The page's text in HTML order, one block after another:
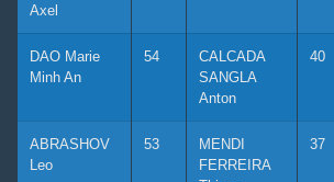
Axel
DAO Marie
Minh An
54
CALCADA
SANGLA
Anton
40
ABRASHOV
Leo
53
MENDI
FERREIRA
37